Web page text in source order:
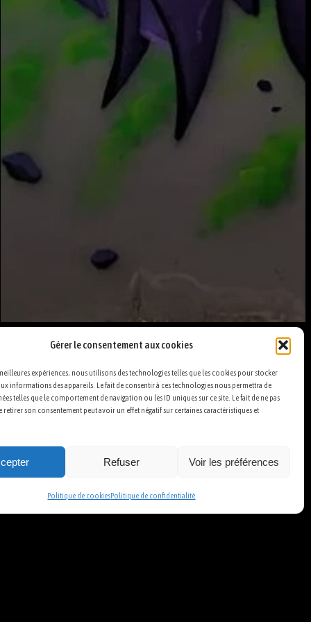
Gérer le consentement aux cookies
expériences, nous utilisons des technologies telles que les cookies pour stocker
informations des appareils. Le fait de consentir à ces technologies nous permettra de
telles que le comportement de navigation ou les ID uniques sur ce site. Le fait de ne pas
son consentement peut avoir un effet négatif sur certaines caractéristiques et
Refuser Voir les préférences
Politique de cookiesPolitique de confidentialité